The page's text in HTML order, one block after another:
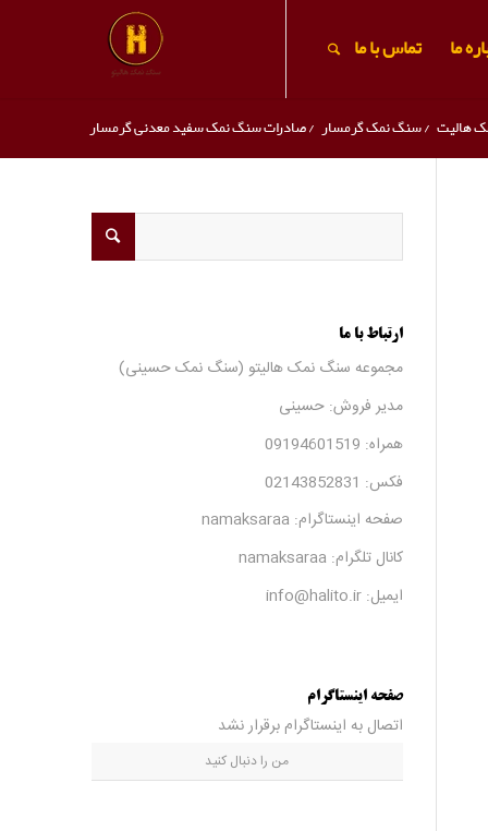
ما تماس با ما
هالیت /سنگ نمک گرمسار /صادرات سنگ نمک سفید معدنی گرمسار
ارتباط با ما
مجموعه سنگ نمک هالیتو (سنگ نمک حسینی)
مدیر فروش: حسینی
همراه: 09194601519
فکس: 02143852831
صفحه اینستاگرام: namaksaraa
کانال تلگرام: namaksaraa
ایمیل: info@halito.ir
صفحه اینستاگرام
اتصال به اینستاگرام برقرار نشد
من را دنبال کنید